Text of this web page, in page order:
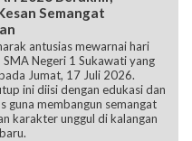
Semangat
antusias mewarnai hari
Negeri 1 Sukawati yang
Jumat, 17 Juli 2026.
ini diisi dengan edukasi dan
guna membangun semangat
karakter unggul di kalangan